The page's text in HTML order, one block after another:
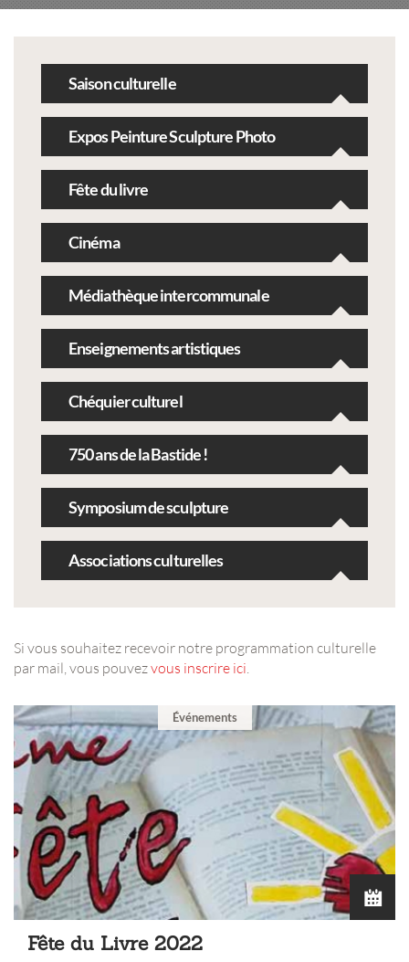
Saison culturelle
Expos Peinture Sculpture Photo
Fête du livre
Cinéma
Médiathèque intercommunale
Enseignements artistiques
Chéquier culturel
750 ans de la Bastide !
Symposium de sculpture
Associations culturelles
Si vous souhaitez recevoir notre programmation culturelle
par mail, vous pouvezvous inscrire ici.
Événements
Fête du Livre 2022